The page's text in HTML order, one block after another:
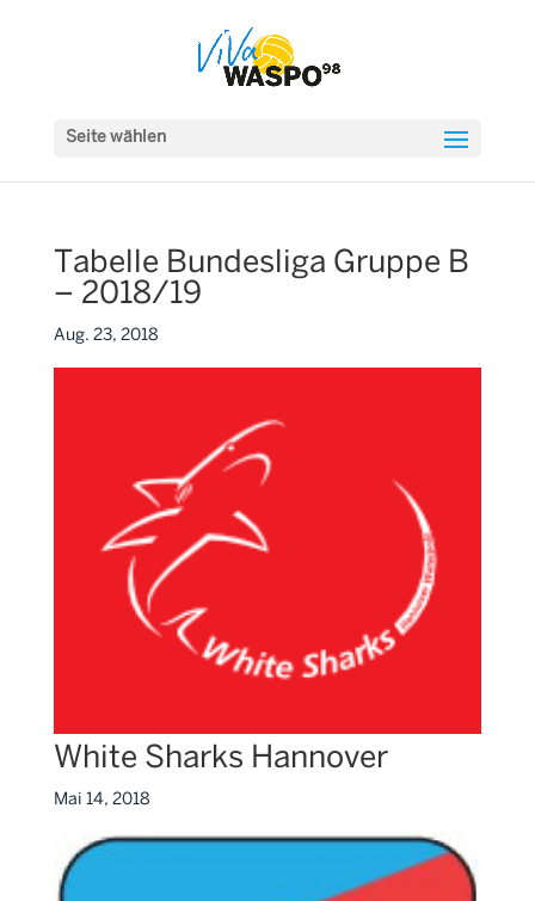
Seite wählen
Tabelle Bundesliga Gruppe B
– 2018/19
Aug. 23, 2018
White Sharks Hannover
Mai 14, 2018